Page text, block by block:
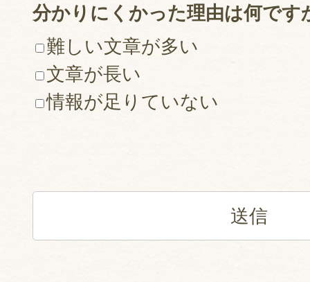
分かりにくかった理由は何です
難しい文章が多い
文章が長い
情報が足りていない